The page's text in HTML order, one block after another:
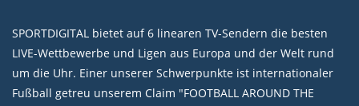
SPORTDIGITAL bietet auf 6 linearen TV-Sendern die besten
LIVE-Wettbewerbe und Ligen aus Europa und der Welt rund
um die Uhr. Einer unserer Schwerpunkte ist internationaler
Fußball getreu unserem Claim "FOOTBALL AROUND THE